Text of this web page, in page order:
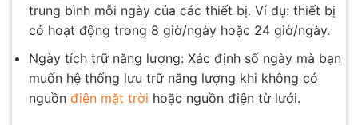
trung bình mỗi ngày của các thiết bị. Ví dụ: thiết bị
có hoạt động trong 8 giờ/ngày hoặc 24 giờ/ngày.
Ngày tích trữ năng lượng: Xác định số ngày mà bạn
muốn hệ thống lưu trữ năng lượng khi không có
nguồn điện mặt trời hoặc nguồn điện từ lưới.